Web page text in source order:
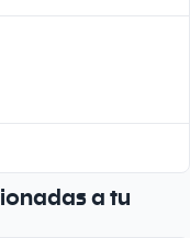
a tu